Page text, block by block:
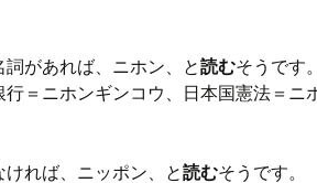
詞があれば、ニホン、と読むそうです。
行＝ニホンギンコウ、日本国憲法＝ニ
れば、ニッポン、と読むそうです。